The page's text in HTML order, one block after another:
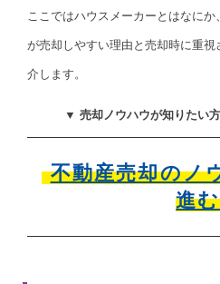
ここではハウスメーカーとはなに
が売却しやすい理由と売却時に重
介します。
▼ 売却ノウハウが知りたい
不動産売却のノ
進む